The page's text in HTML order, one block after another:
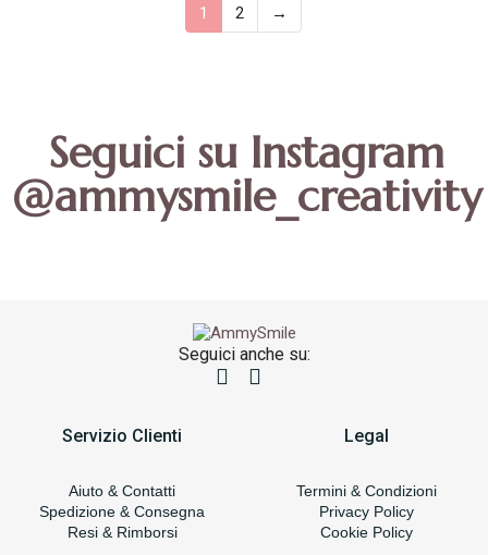
1 2 →
Seguici su Instagram
@ammysmile_creativity
Seguici anche su:
Servizio Clienti
Aiuto & Contatti
Spedizione & Consegna
Resi & Rimborsi
Legal
Termini & Condizioni
Privacy Policy
Cookie Policy